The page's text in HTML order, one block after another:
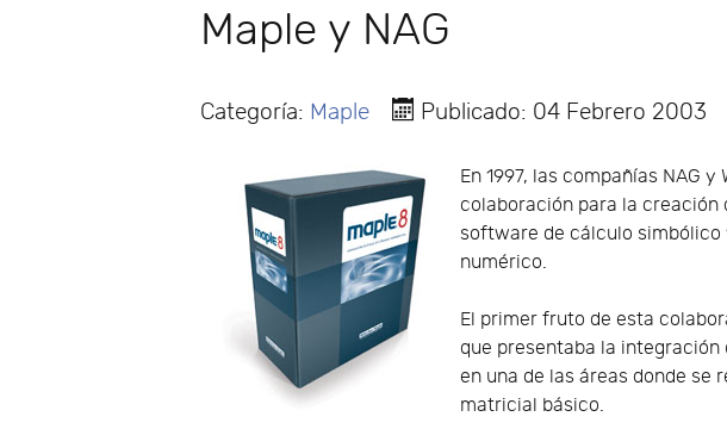
Maple y NAG
Categoría: Maple Publicado: 04 Febrero 2003
En 1997, las compañías NAG
colaboración para la
software de cálculo
numérico.
El primer fruto de esta
que presentaba la
en una de las áreas donde
matricial básico.